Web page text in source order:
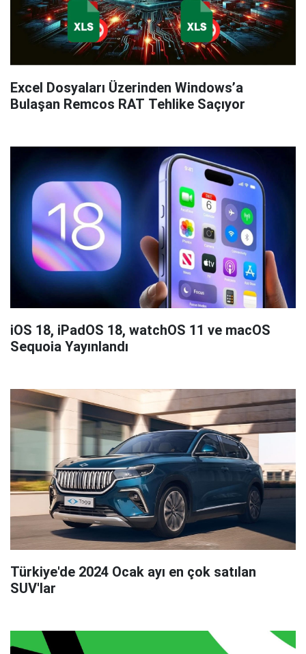
Excel Dosyaları Üzerinden Windows’a
Bulaşan Remcos RAT Tehlike Saçıyor
iOS 18, iPadOS 18, watchOS 11 ve macOS
Sequoia Yayınlandı
Türkiye'de 2024 Ocak ayı en çok satılan
SUV'lar